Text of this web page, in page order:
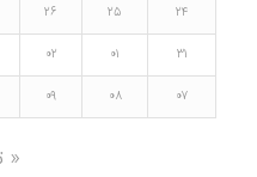
۲۴
۲۵ ۲۶
۳۱
۰۱ ۰۲
۰۷
۰۸ ۰۹
«